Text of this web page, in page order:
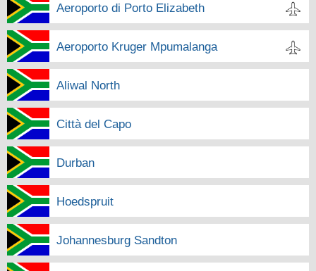
Aeroporto di Porto Elizabeth
Aeroporto Kruger Mpumalanga
Aliwal North
Città del Capo
Durban
Hoedspruit
Johannesburg Sandton